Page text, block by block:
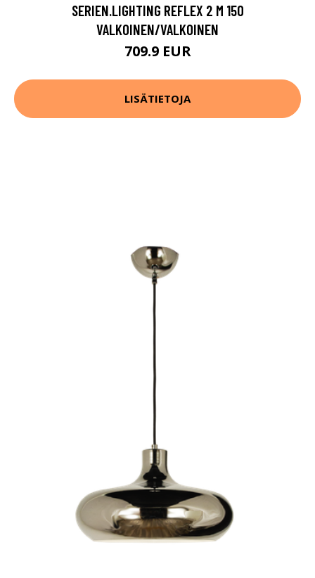
SERIEN.LIGHTING REFLEX 2 M 150
VALKOINEN/VALKOINEN
709.9 EUR
LISÄTIETOJA